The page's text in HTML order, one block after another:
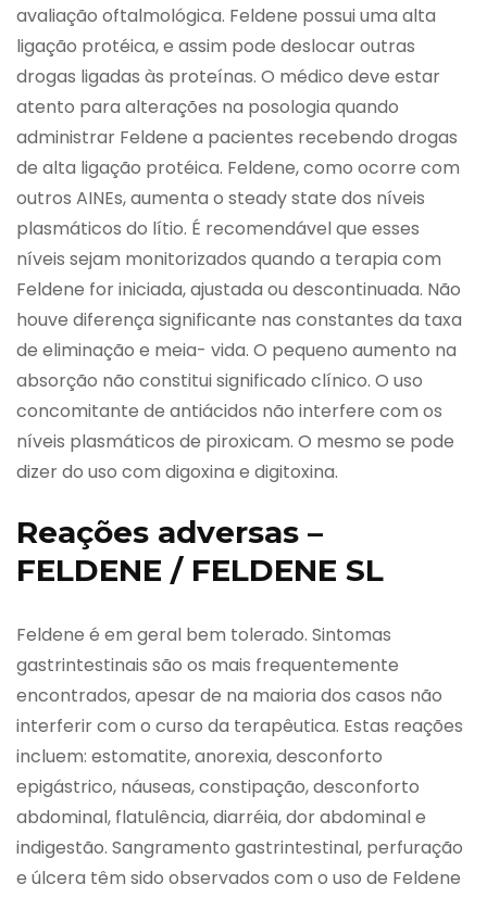
avaliação oftalmológica. Feldene possui uma alta
ligação protéica, e assim pode deslocar outras
drogas ligadas às proteínas. O médico deve estar
atento para alterações na posologia quando
administrar Feldene a pacientes recebendo drogas
de alta ligação protéica. Feldene, como ocorre com
outros AINEs, aumenta o steady state dos níveis
plasmáticos do lítio. É recomendável que esses
níveis sejam monitorizados quando a terapia com
Feldene for iniciada, ajustada ou descontinuada. Não
houve diferença significante nas constantes da taxa
de eliminação e meia- vida. O pequeno aumento na
absorção não constitui significado clínico. O uso
concomitante de antiácidos não interfere com os
níveis plasmáticos de piroxicam. O mesmo se pode
dizer do uso com digoxina e digitoxina.
Reações adversas –
FELDENE / FELDENE SL
Feldene é em geral bem tolerado. Sintomas
gastrintestinais são os mais frequentemente
encontrados, apesar de na maioria dos casos não
interferir com o curso da terapêutica. Estas reações
incluem: estomatite, anorexia, desconforto
epigástrico, náuseas, constipação, desconforto
abdominal, flatulência, diarréia, dor abdominal e
indigestão. Sangramento gastrintestinal, perfuração
e úlcera têm sido observados com o uso de Feldene